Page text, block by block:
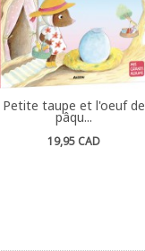
Petite taupe et l'oeuf de
pâqu...
19,95 CAD